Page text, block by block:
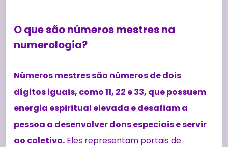
O que são números mestres na
numerologia?
Números mestres são números de dois
dígitos iguais, como 11, 22 e 33, que possuem
energia espiritual elevada e desafiam a
pessoa a desenvolver dons especiais e servir
ao coletivo. Eles representam portais de